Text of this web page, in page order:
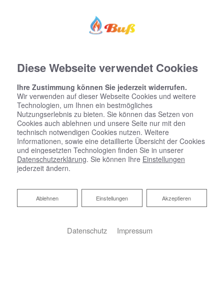
Diese Webseite verwendet Cookies
Ihre Zustimmung können Sie jederzeit widerrufen.
Wir verwenden auf dieser Webseite Cookies und weitere
Technologien, um Ihnen ein bestmögliches
Nutzungserlebnis zu bieten. Sie können das Setzen von
Cookies auch ablehnen und unsere Seite nur mit den
technisch notwendigen Cookies nutzen. Weitere
Informationen, sowie eine detaillierte Übersicht der Cookies
und eingesetzten Technologien finden Sie in unserer
Datenschutzerklärung. Sie können Ihre Einstellungen
jederzeit ändern.
Akzeptieren
Einstellungen
Ablehnen
Ablehnen
Datenschutz Impressum